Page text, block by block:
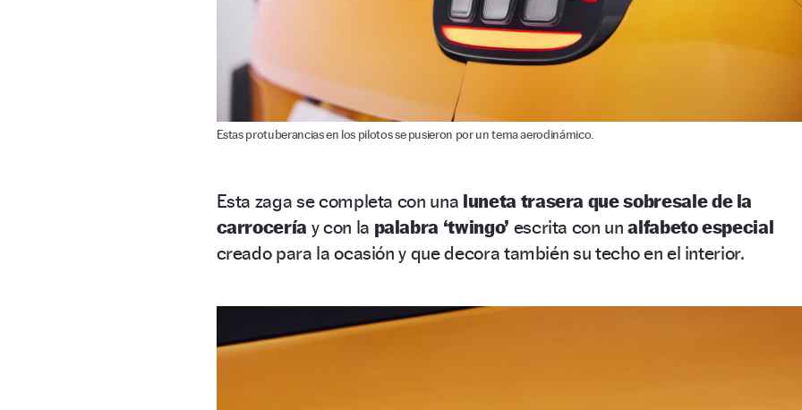
Estas protuberancias en los pilotos se pusieron por un tema aerodinámico.
Esta zaga se completa con una luneta trasera que sobresale de la
carrocería y con la palabra ‘twingo’ escrita con unalfabeto especial
creado para la ocasión y que decora también su techo en el interior.